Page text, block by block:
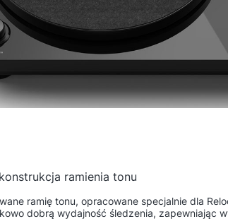
ramienia tonu
ramię tonu, opracowane specjalnie dla
dobrą wydajność śledzenia, zapewniając